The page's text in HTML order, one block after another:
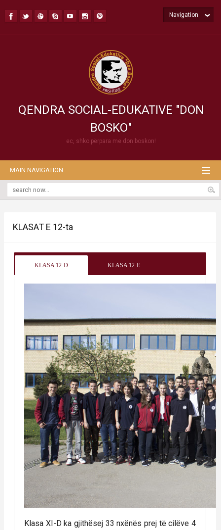
QENDRA SOCIAL-EDUKATIVE "DON
BOSKO"
ec, shko përpara me don boskon!
Navigation
MAIN NAVIGATION
KLASAT E 12-ta
KLASA 12-D KLASA 12-E
Klasa XI-D ka gjithësej 33 nxënës prej të cilëve 4